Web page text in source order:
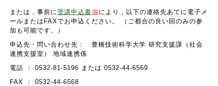
または，事前に受講申込書
により，以下の連絡先あてに電子メ
ールまたはFAXでお申込ください。 （ご都合の良い回のみの参
加も可能です。）
申込先・問い合わせ先： 豊橋技術科学大学 研究支援課（社会
連携支援室） 地域連携係
電話 ： 0532-81-5196 または 0532-44-6569
FAX ： 0532-44-6568